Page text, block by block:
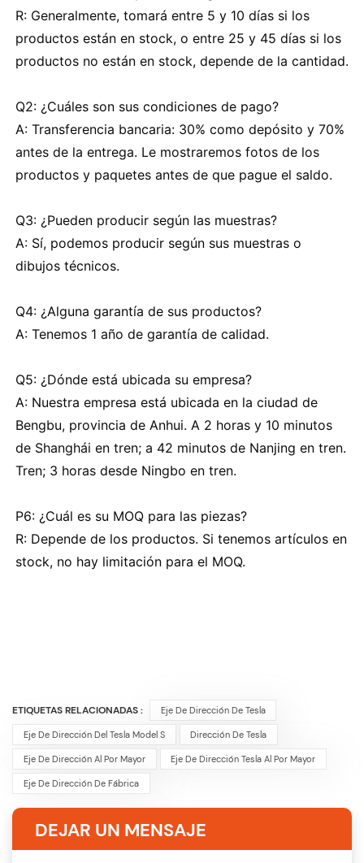
R: Generalmente, tomará entre 5 y 10 días si los
productos están en stock, o entre 25 y 45 días si los
productos no están en stock, depende de la cantidad.
Q2: ¿Cuáles son sus condiciones de pago?
A: Transferencia bancaria: 30% como depósito y 70%
antes de la entrega. Le mostraremos fotos de los
productos y paquetes antes de que pague el saldo.
Q3: ¿Pueden producir según las muestras?
A: Sí, podemos producir según sus muestras o
dibujos técnicos.
Q4: ¿Alguna garantía de sus productos?
A: Tenemos 1 año de garantía de calidad.
Q5: ¿Dónde está ubicada su empresa?
A: Nuestra empresa está ubicada en la ciudad de
Bengbu, provincia de Anhui. A 2 horas y 10 minutos
de Shanghái en tren; a 42 minutos de Nanjing en tren.
Tren; 3 horas desde Ningbo en tren.
P6: ¿Cuál es su MOQ para las piezas?
R: Depende de los productos. Si tenemos artículos en
stock, no hay limitación para el MOQ.
ETIQUETAS RELACIONADAS : Eje De Dirección De Tesla
Eje De Dirección Del Tesla Model S Dirección De Tesla
Eje De Dirección Al Por Mayor Eje De Dirección Tesla Al Por Mayor
Eje De Dirección De Fábrica
DEJAR UN MENSAJE